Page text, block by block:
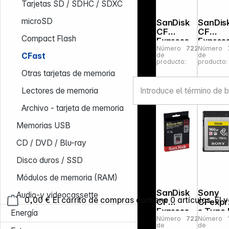
0,00 € El carrito de compras contiene 0 artículos. El
Tarjetas SD / SDHC / SDXC
microSD
Compact Flash
CFast
Otras tarjetas de memoria
Lectores de memoria
Archivo - tarjeta de memoria
Memorias USB
CD / DVD / Blu-ray
Disco duros / SSD
Módulos de memoria (RAM)
Audio-y videocassette
Energía
SanDisk
CF
Express
Type 2
256GB
Extreme
Pro
SDCFE-
256G-
GN4NN
Número
de
producto:
722794
CF
Type 2
64GB
Extreme
Pro
064G-
GN4NN
Número
de
producto:
SanDisk
CF
Express
Type 2
Número
de
722346
Sony
s Type
960GB
Número
de